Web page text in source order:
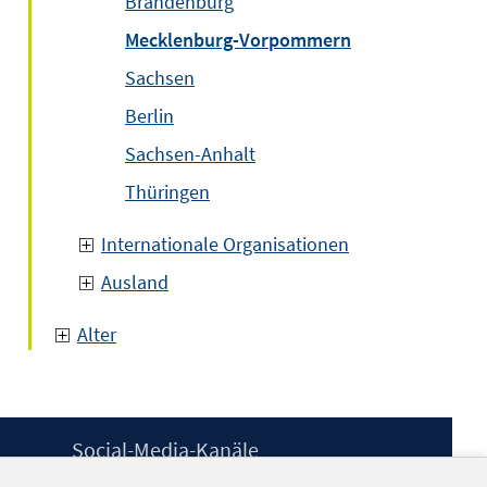
Mecklenburg-Vorpommern
Sachsen
Berlin
Sachsen-Anhalt
Thüringen
Internationale Organisationen
Ausland
Alter
Social-Media-Kanäle